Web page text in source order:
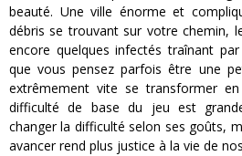
beauté. Une ville énorme et
débris se trouvant sur votre chemin,
encore quelques infectés traînant
que vous pensez parfois être une
extrêmement vite se transformer
difficulté de base du jeu est
changer la difficulté selon ses goûts,
avancer rend plus justice à la vie de